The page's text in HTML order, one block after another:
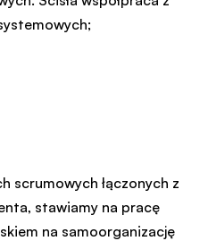
scrumowych łączonych z
stawiamy na pracę
na samoorganizację